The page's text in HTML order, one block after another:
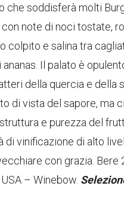
che soddisferà molti
note di noci tostate,
colpito e salina tra
Il palato è
della quercia e della
di vista del sapore, ma
e purezza del
di vinificazione di alto
con grazia. Bere
– Winebow.